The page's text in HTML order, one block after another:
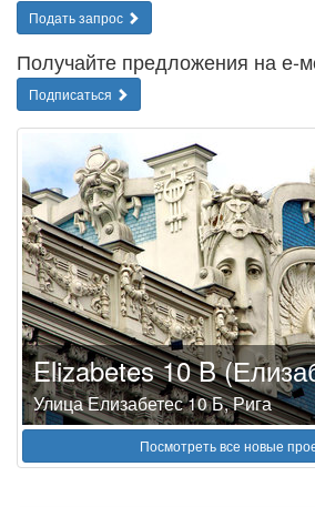
Подать запрос
Получайте предложения на е-
Подписаться
Elizabetes 10 B
Улица Елизабетес 10 Б, Рига
Посмотреть все новые